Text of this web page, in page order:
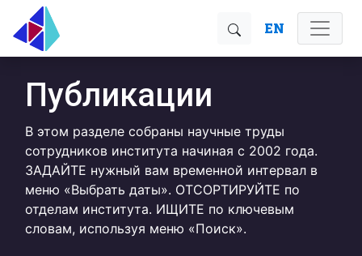
EN
Публикации
В этом разделе собраны научные труды
сотрудников института начиная с 2002 года.
ЗАДАЙТЕ нужный вам временной интервал в
меню «Выбрать даты». ОТСОРТИРУЙТЕ по
отделам института. ИЩИТЕ по ключевым
словам, используя меню «Поиск».